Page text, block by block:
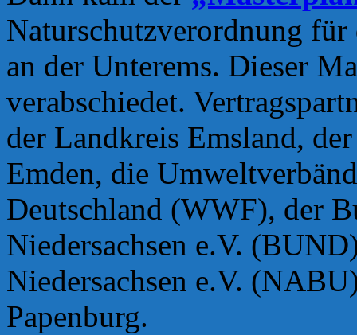
Naturschutzverordnung für
an der Unterems. Dieser
verabschiedet.
der Landkreis Emsland,
Emden, die
Deutschland (WWF), der
Niedersachsen e.V.
Niedersachsen e.V.
Papenburg.